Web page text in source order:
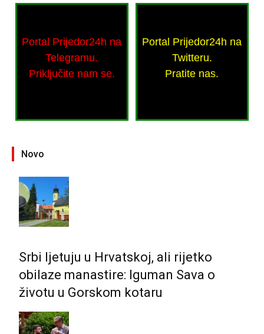
Portal Prijedor24h na
Telegramu.
Priključite nam se.
Portal Prijedor24h na
Twitteru.
Pratite nas.
Novo
Srbi ljetuju u Hrvatskoj, ali rijetko
obilaze manastire: Iguman Sava o
životu u Gorskom kotaru